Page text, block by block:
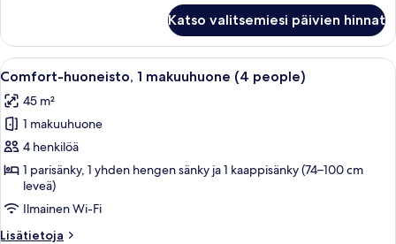
huone
Katso valitsemiesi päivien hinnat
Avaa
kaikki
huonetyypin
Comfort-
huoneisto,
1
makuuhuone
(4
people)
Hotellihuone, jossa on sänky,
14
Comfort-huoneisto, 1 makuuhuone (4 people)
45 m²
1 makuuhuone
4 henkilöä
1 parisänky, 1 yhden hengen sänky ja 1 kaappisänky (74–100 cm
leveä)
Ilmainen Wi-Fi
Lisätietoja
Lisätietoja